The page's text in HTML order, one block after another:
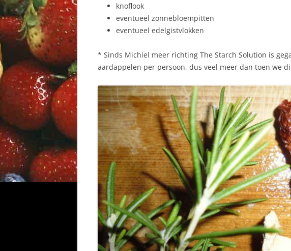
knoflook
eventueel zonnebloempitten
eventueel edelgistvlokken
* Sinds Michiel meer richting The Starch Solution is
aardappelen per persoon, dus veel meer dan toen we